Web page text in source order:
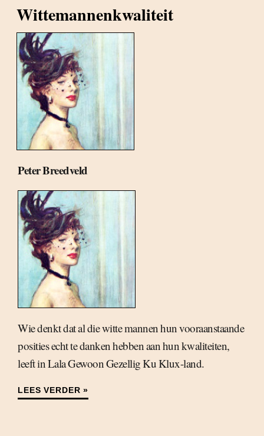
Wittemannenkwaliteit
Peter Breedveld
Wie denkt dat al die witte mannen hun vooraanstaande
posities echt te danken hebben aan hun kwaliteiten,
leeft in Lala Gewoon Gezellig Ku Klux-land.
LEES VERDER »